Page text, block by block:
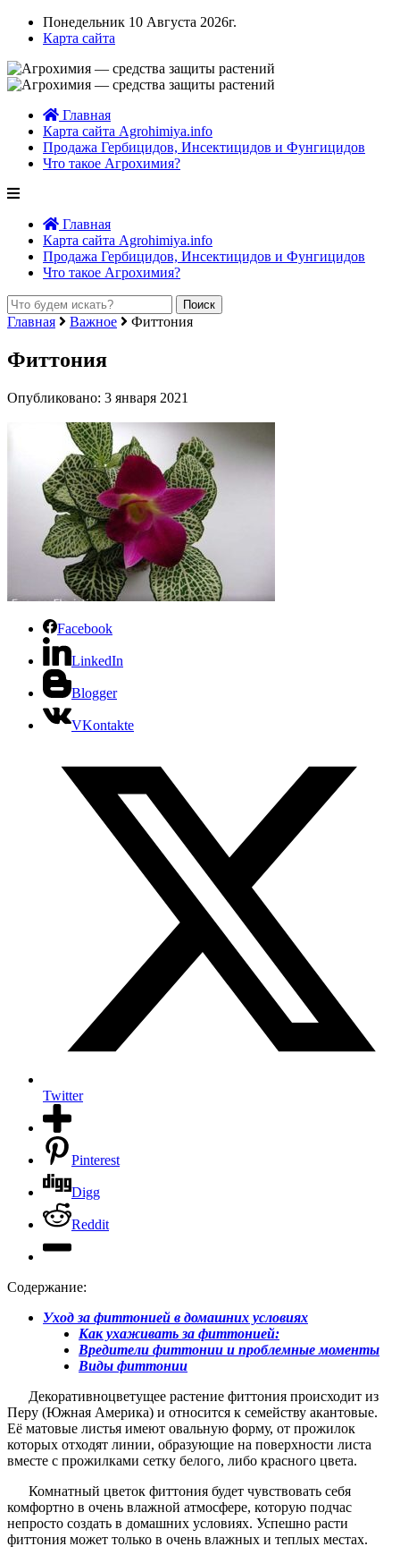
Понедельник 10 Августа 2026г.
Карта сайта
Главная
Карта сайта Agrohimiya.info
Продажа Гербицидов, Инсектицидов и Фунгицидов
Что такое Агрохимия?
Главная
Карта сайта Agrohimiya.info
Продажа Гербицидов, Инсектицидов и Фунгицидов
Что такое Агрохимия?
Главная Важное Фиттония
Фиттония
Опубликовано: 3 января 2021
Facebook
LinkedIn
Blogger
VKontakte
Twitter
Pinterest
Digg
Reddit
Содержание:
Уход за фиттонией в домашних условиях
Как ухаживать за фиттонией:
Вредители фиттонии и проблемные моменты
Виды фиттонии
Декоративноцветущее растение фиттония происходит из
Перу (Южная Америка) и относится к семейству акантовые.
Её матовые листья имеют овальную форму, от прожилок
которых отходят линии, образующие на поверхности листа
вместе с прожилками сетку белого, либо красного цвета.
Комнатный цветок фиттония будет чувствовать себя
комфортно в очень влажной атмосфере, которую подчас
непросто создать в домашних условиях. Успешно расти
фиттония может только в очень влажных и теплых местах.